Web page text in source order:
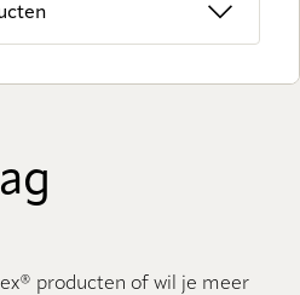
producten of wil je meer